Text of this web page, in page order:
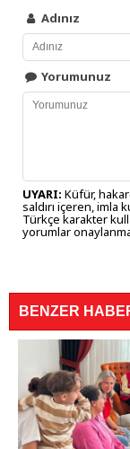
Adınız
Yorumunuz
UYARI: Küfür,
saldırı içeren, imla
Türkçe karakter
yorumlar
BENZER